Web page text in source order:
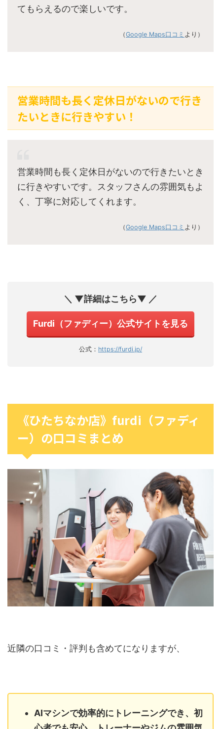
てもらえるので楽しいです。
（Google Maps口コミ より）
営業時間も長く定休日がないので行き
たいときに行きやすい！
営業時間も長く定休日がないので行きたいとき
に行きやすいです。スタッフさんの雰囲気もよ
く、丁寧に対応してくれます。
（Google Maps口コミ より）
＼ ▼詳細はこちら▼ ／
Furdi（ファディー）公式サイトを見る
公式： https://furdi.jp/
《ひたちなか店》furdi（ファディ
ー）の口コミまとめ
近隣の口コミ・評判も含めてになりますが、
AIマシンで効率的にトレーニングでき、初